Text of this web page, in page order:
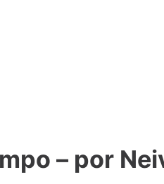
– por